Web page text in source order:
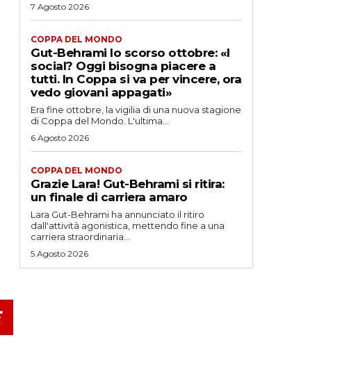
7 Agosto 2026
COPPA DEL MONDO
Gut-Behrami lo scorso ottobre: «I
social? Oggi bisogna piacere a
tutti. In Coppa si va per vincere, ora
vedo giovani appagati»
Era fine ottobre, la vigilia di una nuova stagione
di Coppa del Mondo. L'ultima...
6 Agosto 2026
COPPA DEL MONDO
Grazie Lara! Gut-Behrami si ritira:
un finale di carriera amaro
Lara Gut-Behrami ha annunciato il ritiro
dall'attività agonistica, mettendo fine a una
carriera straordinaria...
5 Agosto 2026